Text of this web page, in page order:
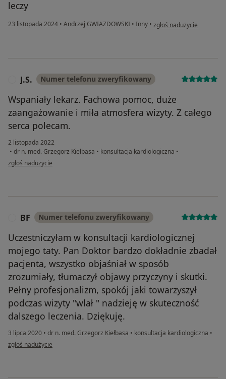
leczy
23 listopada 2024 • Andrzej GWIAZDOWSKI • Inny • w opinii użytkownika Rafał
zgłoś nadużycie
J.S. Numer telefonu zweryfikowany
Wspaniały lekarz. Fachowa pomoc, duże
zaangażowanie i miła atmosfera wizyty. Z całego
serca polecam.
2 listopada 2022
• dr n. med. Grzegorz Kiełbasa • konsultacja kardiologiczna •
w opinii użytkownika J.S.
zgłoś nadużycie
BF Numer telefonu zweryfikowany
Uczestniczyłam w konsultacji kardiologicznej
mojego taty. Pan Doktor bardzo dokładnie zbadał
pacjenta, wszystko objaśniał w sposób
zrozumiały, tłumaczył objawy przyczyny i skutki.
Pełny profesjonalizm, spokój jaki towarzyszył
podczas wizyty "wlał " nadzieję w skuteczność
dalszego leczenia. Dziękuję.
3 lipca 2020 • dr n. med. Grzegorz Kiełbasa • konsultacja kardiologiczna •
w opinii użytkownika BF
zgłoś nadużycie